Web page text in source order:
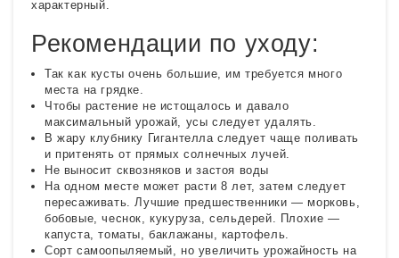
характерный.
Рекомендации по уходу:
Так как кусты очень большие, им требуется много
места на грядке.
Чтобы растение не истощалось и давало
максимальный урожай, усы следует удалять.
В жару клубнику Гигантелла следует чаще поливать
и притенять от прямых солнечных лучей.
Не выносит сквозняков и застоя воды
На одном месте может расти 8 лет, затем следует
пересаживать. Лучшие предшественники — морковь,
бобовые, чеснок, кукуруза, сельдерей. Плохие —
капуста, томаты, баклажаны, картофель.
Сорт самоопыляемый, но увеличить урожайность на